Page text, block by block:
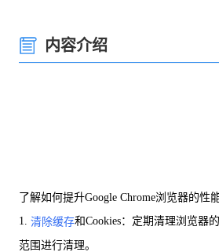
内容介绍
了解如何提升Google Chrome浏览器的
1. 清除缓存和Cookies：定期清理浏览器
范围进行清理。